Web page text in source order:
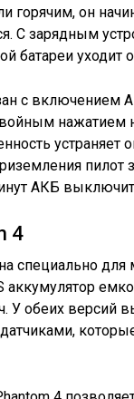
он
С зарядным
батареи уходит
с включением
нажатием
устраняет
пилот
АКБ
4
специально
аккумулятор
У обеих версий